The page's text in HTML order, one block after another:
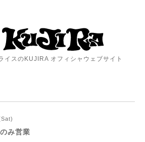
イスのKUJIRA オフィシャウェブサイト
み営業